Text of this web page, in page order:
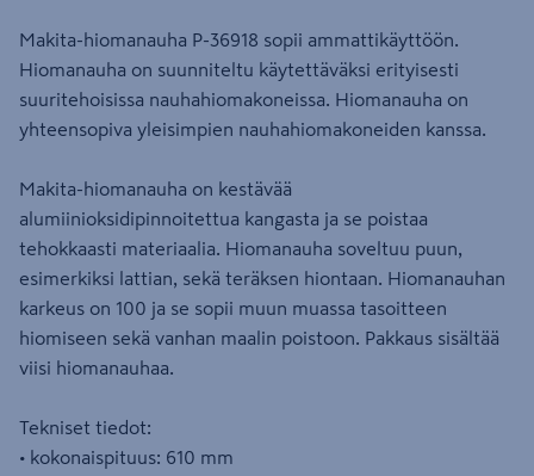
Makita-hiomanauha P-36918 sopii ammattikäyttöön.
Hiomanauha on suunniteltu käytettäväksi erityisesti
suuritehoisissa nauhahiomakoneissa. Hiomanauha on
yhteensopiva yleisimpien nauhahiomakoneiden kanssa.
Makita-hiomanauha on kestävää
alumiinioksidipinnoitettua kangasta ja se poistaa
tehokkaasti materiaalia. Hiomanauha soveltuu puun,
esimerkiksi lattian, sekä teräksen hiontaan. Hiomanauhan
karkeus on 100 ja se sopii muun muassa tasoitteen
hiomiseen sekä vanhan maalin poistoon. Pakkaus sisältää
viisi hiomanauhaa.
Tekniset tiedot:
• kokonaispituus: 610 mm